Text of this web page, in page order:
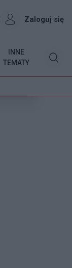
Zaloguj się
INNE
TEMATY